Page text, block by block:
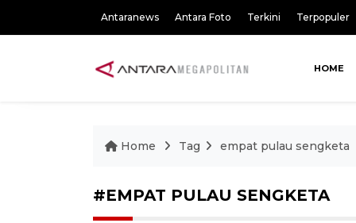
Antaranews Antara Foto Terkini Terpopuler
HOME
Home Tag empat pulau sengketa
#EMPAT PULAU SENGKETA